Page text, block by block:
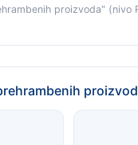
proizvoda" (nivo